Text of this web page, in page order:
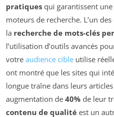
pratiques qui garantissent
moteurs de recherche. L’un
la recherche de mots-clés
l’utilisation d’outils avancés
votre audience cible utilise
ont montré que les sites qui
longue traîne dans leurs
augmentation de 40% de leur
contenu de qualité est un